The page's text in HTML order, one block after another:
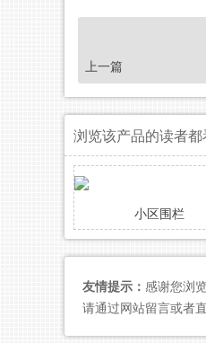
上一篇
浏览该产品的读者
小区围栏
友情提示： 感谢您浏
请通过网站留言或者